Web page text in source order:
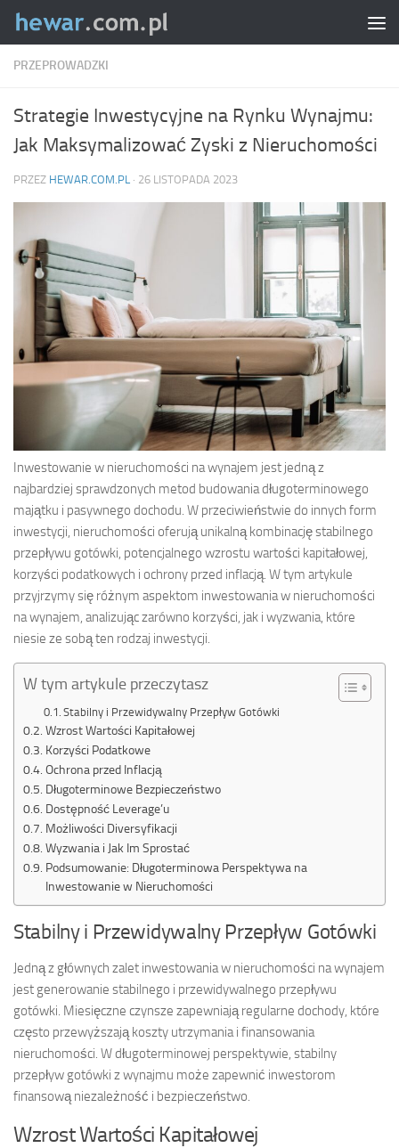
Skip to content
PRZEPROWADZKI
Strategie Inwestycyjne na Rynku Wynajmu:
Jak Maksymalizować Zyski z Nieruchomości
PRZEZ HEWAR.COM.PL · 26 LISTOPADA 2023
Inwestowanie w nieruchomości na wynajem jest jedną z
najbardziej sprawdzonych metod budowania długoterminowego
majątku i pasywnego dochodu. W przeciwieństwie do innych form
inwestycji, nieruchomości oferują unikalną kombinację stabilnego
przepływu gotówki, potencjalnego wzrostu wartości kapitałowej,
korzyści podatkowych i ochrony przed inflacją. W tym artykule
przyjrzymy się różnym aspektom inwestowania w nieruchomości
na wynajem, analizując zarówno korzyści, jak i wyzwania, które
niesie ze sobą ten rodzaj inwestycji.
W tym artykule przeczytasz
Stabilny i Przewidywalny Przepływ Gotówki
Wzrost Wartości Kapitałowej
Korzyści Podatkowe
Ochrona przed Inflacją
Długoterminowe Bezpieczeństwo
Dostępność Leverage’u
Możliwości Diversyfikacji
Wyzwania i Jak Im Sprostać
Podsumowanie: Długoterminowa Perspektywa na
Inwestowanie w Nieruchomości
Stabilny i Przewidywalny Przepływ Gotówki
Jedną z głównych zalet inwestowania w nieruchomości na wynajem
jest generowanie stabilnego i przewidywalnego przepływu
gotówki. Miesięczne czynsze zapewniają regularne dochody, które
często przewyższają koszty utrzymania i finansowania
nieruchomości. W długoterminowej perspektywie, stabilny
przepływ gotówki z wynajmu może zapewnić inwestorom
finansową niezależność i bezpieczeństwo.
Wzrost Wartości Kapitałowej